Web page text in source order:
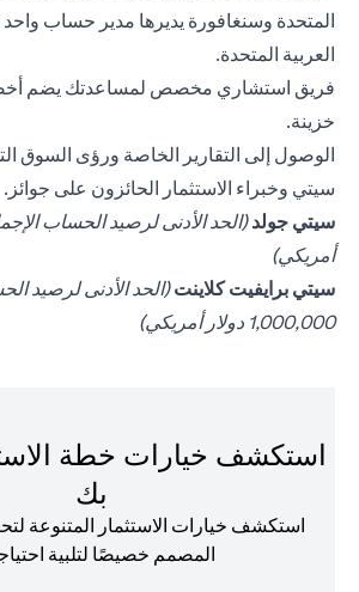
المتحدة وسنغافورة يديرها مدير حساب واحد
العربية المتحدة.
فريق استشاري مخصص لمساعدتك يضم
خزينة.
الوصول إلى التقارير الخاصة ورؤى السوق
سيتي وخبراء الاستثمار الحائزون على جوائز.
سيتي جولد(opens in a new tab)
أمريكي)
سيتي برايفيت كلاينت(opens in a new tab)(الحد الأدنى لرصيد
1,000,000 دولار أمريكي)
استكشف خيارات خطة
بك
استكشف خيارات الاستثمار المتنوعة
المصمم خصيصًا لتلبية